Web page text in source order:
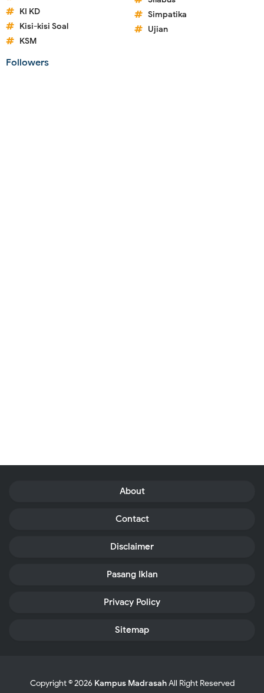
KI KD
Kisi-kisi Soal
KSM
Simpatika
Ujian
Followers
About
Contact
Disclaimer
Pasang Iklan
Privacy Policy
Sitemap
Copyright ©2026 Kampus MadrasahAll Right Reserved